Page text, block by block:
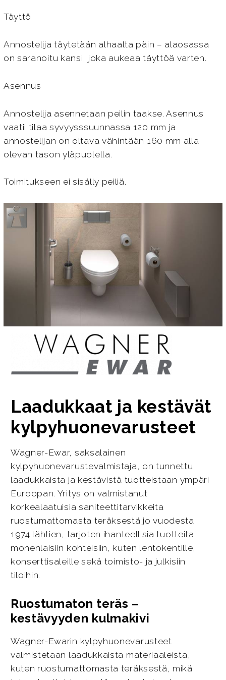
Täyttö
Annostelija täytetään alhaalta päin – alaosassa
on saranoitu kansi, joka aukeaa täyttöä varten.
Asennus
Annostelija asennetaan peilin taakse. Asennus
vaatii tilaa syvyysssuunnassa 120 mm ja
annostelijan on oltava vähintään 160 mm alla
olevan tason yläpuolella.
Toimitukseen ei sisälly peiliä.
Laadukkaat ja kestävät
kylpyhuonevarusteet
Wagner-Ewar, saksalainen
kylpyhuonevarustevalmistaja, on tunnettu
laadukkaista ja kestävistä tuotteistaan ympäri
Euroopan. Yritys on valmistanut
korkealaatuisia saniteettitarvikkeita
ruostumattomasta teräksestä jo vuodesta
1974 lähtien, tarjoten ihanteellisia tuotteita
monenlaisiin kohteisiin, kuten lentokentille,
konserttisaleille sekä toimisto- ja julkisiin
tiloihin.
Ruostumaton teräs –
kestävyyden kulmakivi
Wagner-Ewarin kylpyhuonevarusteet
valmistetaan laadukkaista materiaaleista,
kuten ruostumattomasta teräksestä, mikä